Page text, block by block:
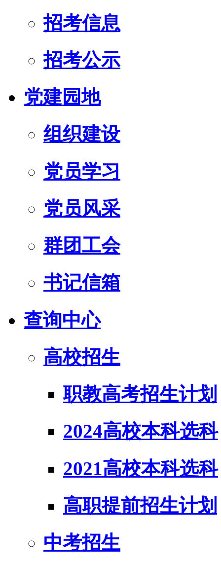
招考信息
招考公示
党建园地
组织建设
党员学习
党员风采
群团工会
书记信箱
查询中心
高校招生
职教高考招生计划
2024高校本科选科
2021高校本科选科
高职提前招生计划
中考招生